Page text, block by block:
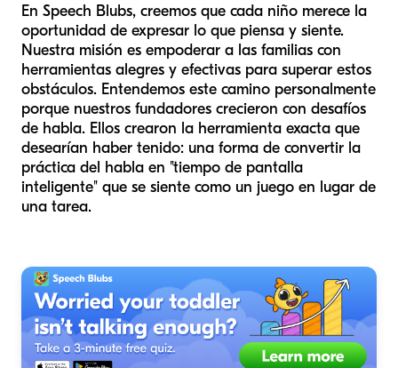
En Speech Blubs, creemos que cada niño merece la
oportunidad de expresar lo que piensa y siente.
Nuestra misión es empoderar a las familias con
herramientas alegres y efectivas para superar estos
obstáculos. Entendemos este camino personalmente
porque nuestros fundadores crecieron con desafíos
de habla. Ellos crearon la herramienta exacta que
desearían haber tenido: una forma de convertir la
práctica del habla en "tiempo de pantalla
inteligente" que se siente como un juego en lugar de
una tarea.